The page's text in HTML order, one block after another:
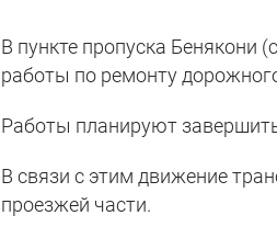
В пункте пропуска Бенякони
работы по ремонту
Работы планируют
В связи с этим движение
проезжей части.